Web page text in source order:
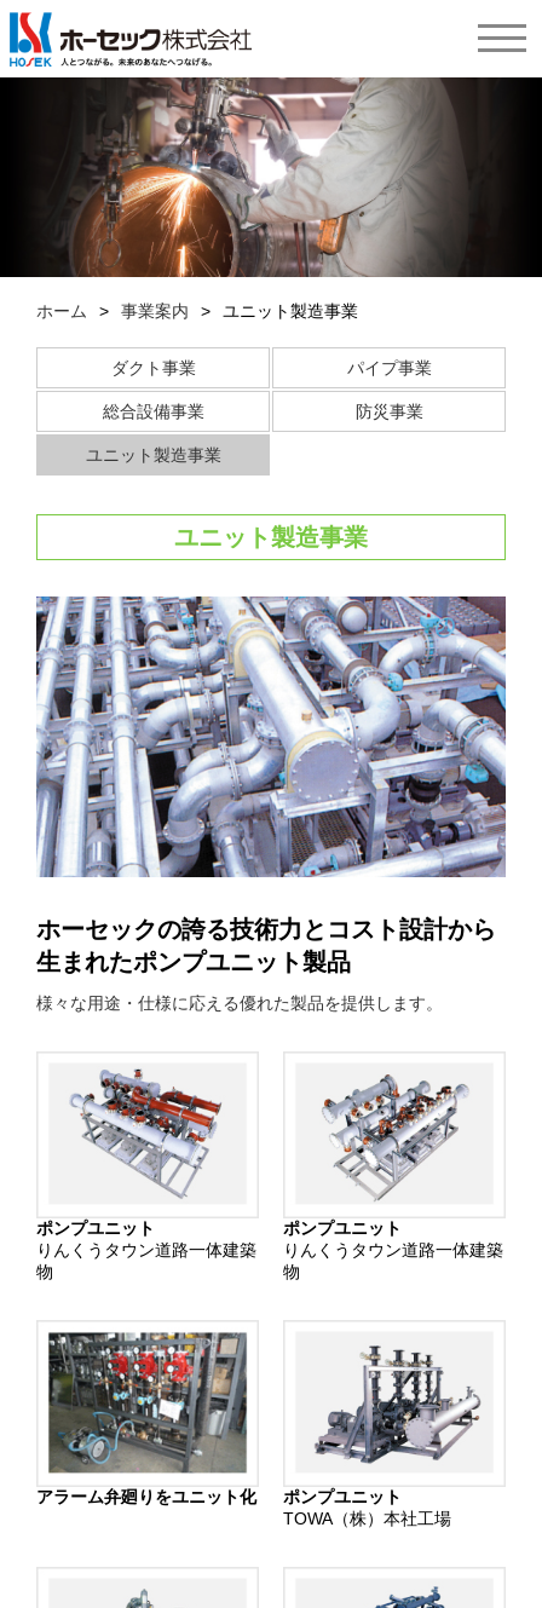
ホーム > 事業案内 > ユニット製造事業
ダクト事業 パイプ事業
総合設備事業 防災事業
ユニット製造事業
ユニット製造事業
ホーセックの誇る技術力とコスト設計から
生まれたポンプユニット製品
様々な用途・仕様に応える優れた製品を提供します。
ポンプユニット
りんくうタウン道路一体建築
物
ポンプユニット
りんくうタウン道路一体建築
物
アラーム弁廻りをユニット化
ポンプユニット
TOWA（株）本社工場